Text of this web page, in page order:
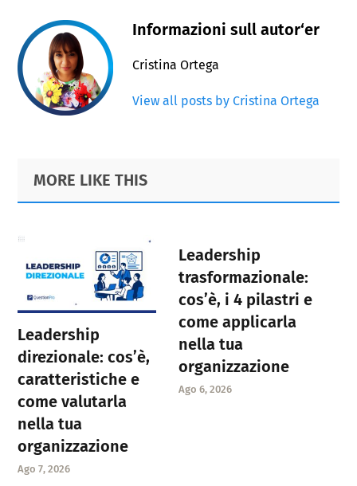
Informazioni sull autor‘er
Cristina Ortega
View all posts by Cristina Ortega
Primary
Sidebar
Footer
MORE LIKE THIS
Leadership
direzionale: cos’è,
caratteristiche e
come valutarla
nella tua
organizzazione
Ago 7, 2026
Leadership
trasformazionale:
cos’è, i 4 pilastri e
come applicarla
nella tua
organizzazione
Ago 6, 2026